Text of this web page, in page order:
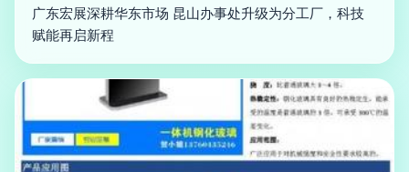
广东宏展深耕华东市场 昆山办事处升级为分工厂，科技
赋能再启新程